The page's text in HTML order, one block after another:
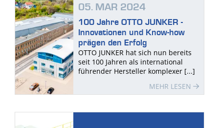
05. MAR 2024
100 Jahre OTTO JUNKER -
Innovationen und Know-how
prägen den Erfolg
OTTO JUNKER hat sich nun bereits
seit 100 Jahren als international
führender Hersteller komplexer [...]
MEHR LESEN